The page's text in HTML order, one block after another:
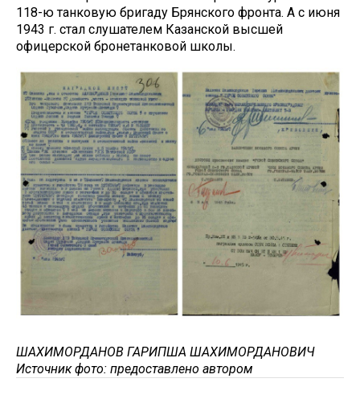
118-ю танковую бригаду Брянского фронта. А с июня
1943 г. стал слушателем Казанской высшей
офицерской бронетанковой школы.
ШАХИМОРДАНОВ ГАРИПША ШАХИМОРДАНОВИЧ
Источник фото: предоставлено автором